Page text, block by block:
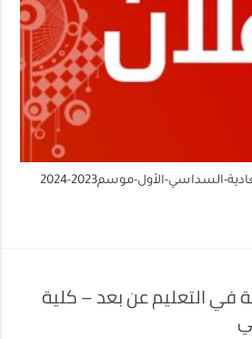
السداسي-الأول-موسم2023-2024
تكوين أساتذة الكلية في التعليم عن‎ بعد – كلية